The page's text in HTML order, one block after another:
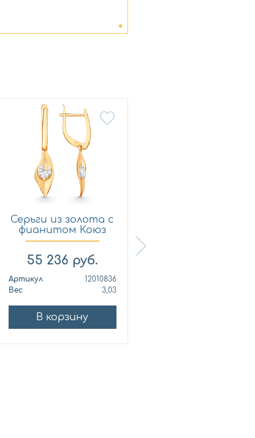
Серьги из золота с
фианитом Коюз
1201...
55 236 руб.
Артикул
12010836
Вес
3,03
В корзину